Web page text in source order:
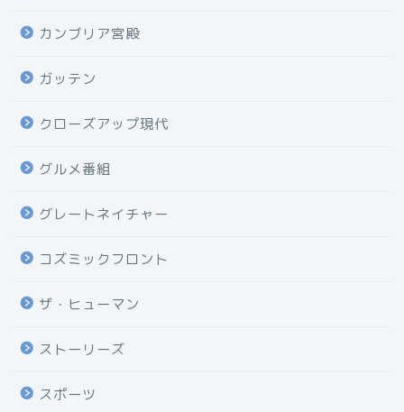
カンブリア宮殿
ガッテン
クローズアップ現代
グルメ番組
グレートネイチャー
コズミックフロント
ザ・ヒューマン
ストーリーズ
スポーツ